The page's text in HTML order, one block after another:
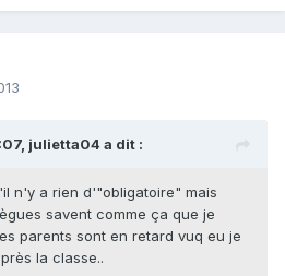
julietta04 a dit :
n'y a rien d'"obligatoire" mais
savent comme ça que je
parents sont en retard vuq eu je
la classe..